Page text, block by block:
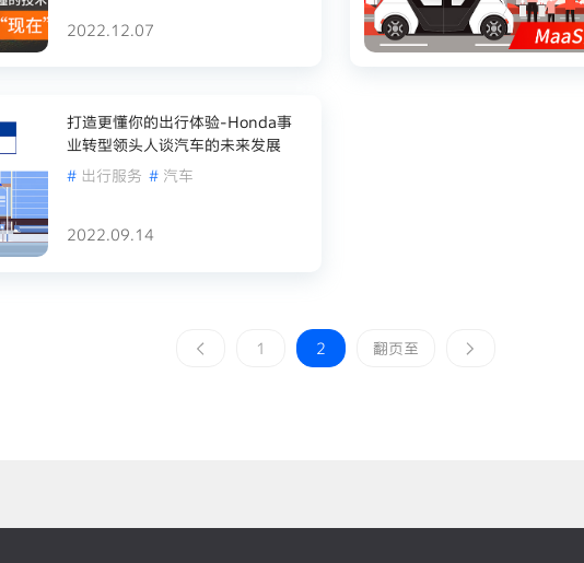
2022.12.07
打造更懂你的出行体验-Honda事
业转型领头人谈汽车的未来发展
# 出行服务 # 汽车
2022.09.14
1 2